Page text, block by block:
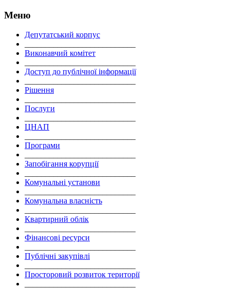
Меню
Депутатський корпус
Виконавчий комітет
Доступ до публічної інформації
Рішення
Послуги
ЦНАП
Програми
Запобігання корупції
Комунальні установи
Комунальна власність
Квартирний облік
Фінансові ресурси
Публічні закупівлі
Просторовий розвиток території